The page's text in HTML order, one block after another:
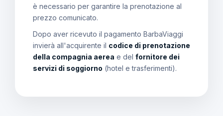
è necessario per garantire la prenotazione al
prezzo comunicato.
Dopo aver ricevuto il pagamento BarbaViaggi
invierà all'acquirente il codice di prenotazione
della compagnia aerea e del fornitore dei
servizi di soggiorno (hotel e trasferimenti).